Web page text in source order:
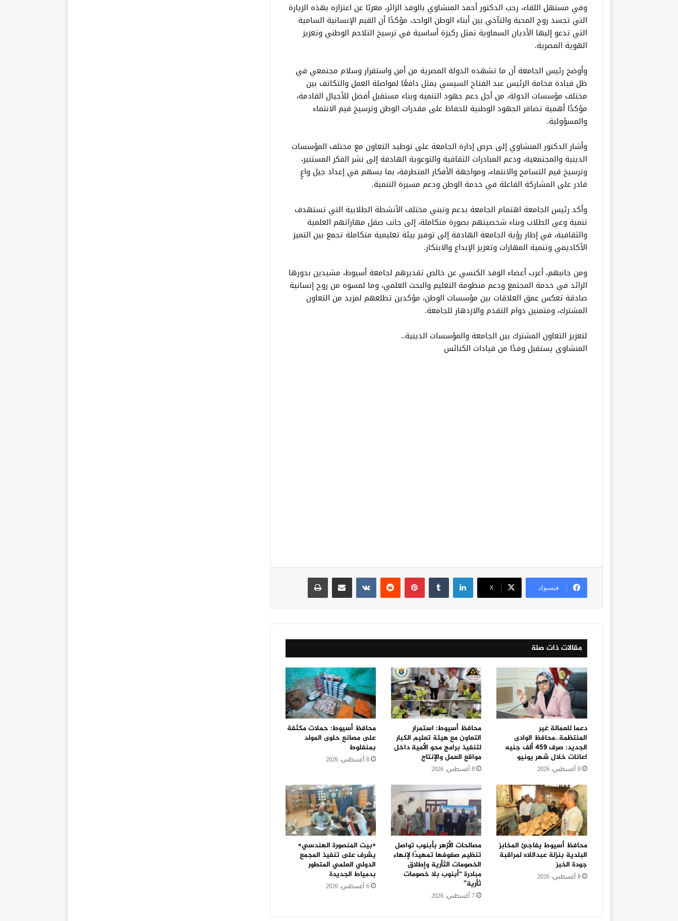
وفي مستهل اللقاء، رحب الدكتور أحمد المنشاوي بالوفد الزائر، معربًا عن اعتزازه بهذه الزيارة
التي تجسد روح المحبة والتآخي بين أبناء الوطن الواحد، مؤكدًا أن القيم الإنسانية السامية
التي تدعو إليها الأديان السماوية تمثل ركيزة أساسية في ترسيخ التلاحم الوطني وتعزيز
الهوية المصرية.
وأوضح رئيس الجامعة أن ما تشهده الدولة المصرية من أمن واستقرار وسلام مجتمعي في
ظل قيادة فخامة الرئيس عبد الفتاح السيسي يمثل دافعًا لمواصلة العمل والتكاتف بين
مختلف مؤسسات الدولة، من أجل دعم جهود التنمية وبناء مستقبل أفضل للأجيال القادمة،
مؤكدًا أهمية تضافر الجهود الوطنية للحفاظ على مقدرات الوطن وترسيخ قيم الانتماء
والمسؤولية.
وأشار الدكتور المنشاوي إلى حرص إدارة الجامعة على توطيد التعاون مع مختلف المؤسسات
الدينية والمجتمعية، ودعم المبادرات الثقافية والتوعوية الهادفة إلى نشر الفكر المستنير،
وترسيخ قيم التسامح والانتماء، ومواجهة الأفكار المتطرفة، بما يسهم في إعداد جيل واعٍ
قادر على المشاركة الفاعلة في خدمة الوطن ودعم مسيرة التنمية.
وأكد رئيس الجامعة اهتمام الجامعة بدعم وتبني مختلف الأنشطة الطلابية التي تستهدف
تنمية وعي الطلاب وبناء شخصيتهم بصورة متكاملة، إلى جانب صقل مهاراتهم العلمية
والثقافية، في إطار رؤية الجامعة الهادفة إلى توفير بيئة تعليمية متكاملة تجمع بين التميز
الأكاديمي وتنمية المهارات وتعزيز الإبداع والابتكار.
ومن جانبهم، أعرب أعضاء الوفد الكنسي عن خالص تقديرهم لجامعة أسيوط، مشيدين بدورها
الرائد في خدمة المجتمع ودعم منظومة التعليم والبحث العلمي، وما لمسوه من روح إنسانية
صادقة تعكس عمق العلاقات بين مؤسسات الوطن، مؤكدين تطلعهم لمزيد من التعاون
المشترك، ومتمنين دوام التقدم والازدهار للجامعة.
لتعزيز التعاون المشترك بين الجامعة والمؤسسات الدينية..
المنشاوي يستقبل وفدًا من قيادات الكنائس
فيسبوك ‫X
لينكدإن بينتيريست
مقالات ذات صلة
دعما للعمالة غير
المنتظمة..محافظ الوادى
الجديد: صرف 459 ألف جنيه
اعانات خلال شهر يونيو
8 أغسطس، 2026
محافظ أسيوط: استمرار
التعاون مع هيئة تعليم الكبار
لتنفيذ برامج محو الأمية داخل
مواقع العمل والإنتاج
8 أغسطس، 2026
محافظ أسيوط: حملات مكثفة
على مصانع حلوى المولد
بمنفلوط
8 أغسطس، 2026
محافظ أسيوط يفاجئ المخابز
البلدية بنزلة عبداللاه لمراقبة
جودة الخبز
8 أغسطس، 2026
مصالحات الأزهر بأبنوب تواصل
تنظيم صفوفها تمهيدًا لإنهاء
الخصومات الثأرية وإطلاق
مبادرة “أبنوب بلا خصومات
ثأرية”
7 أغسطس، 2026
«بيت المنصورة الهندسي»
يشرف على تنفيذ المجمع
الدولي العلمي المتطور
بدمياط الجديدة
6 أغسطس، 2026